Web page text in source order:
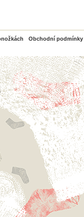
Obchodní podmínky
PayPal